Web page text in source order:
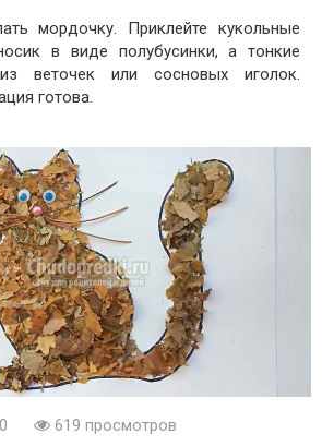
мордочку. Приклейте кукольные
в виде полубусинки, а тонкие
веточек или сосновых иголок.
готова.
0 619 просмотров